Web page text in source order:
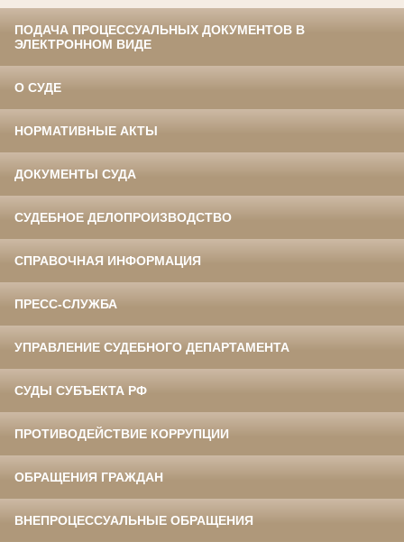
ПОДАЧА ПРОЦЕССУАЛЬНЫХ ДОКУМЕНТОВ В
ЭЛЕКТРОННОМ ВИДЕ
О СУДЕ
НОРМАТИВНЫЕ АКТЫ
ДОКУМЕНТЫ СУДА
СУДЕБНОЕ ДЕЛОПРОИЗВОДСТВО
СПРАВОЧНАЯ ИНФОРМАЦИЯ
ПРЕСС-СЛУЖБА
УПРАВЛЕНИЕ СУДЕБНОГО ДЕПАРТАМЕНТА
СУДЫ СУБЪЕКТА РФ
ПРОТИВОДЕЙСТВИЕ КОРРУПЦИИ
ОБРАЩЕНИЯ ГРАЖДАН
ВНЕПРОЦЕССУАЛЬНЫЕ ОБРАЩЕНИЯ